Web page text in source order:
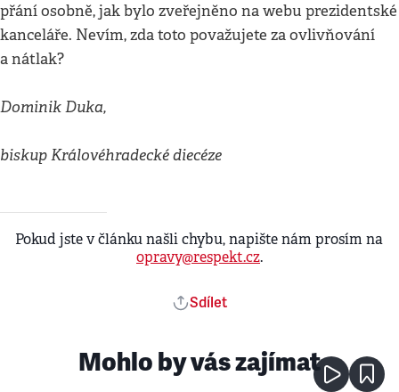
přání osobně, jak bylo zveřejněno na webu prezidentské
kanceláře. Nevím, zda toto považujete za ovlivňování
a nátlak?
Dominik Duka,
biskup Královéhradecké diecéze
Pokud jste v článku našli chybu, napište nám prosím na
opravy@respekt.cz.
Sdílet
Mohlo by vás zajímat